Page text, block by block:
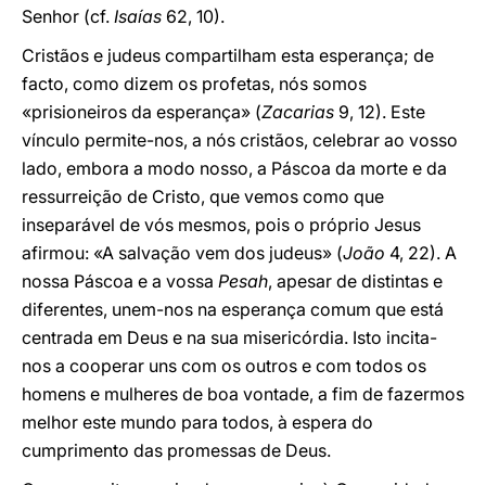
Senhor (cf. Isaías 62, 10).
Cristãos e judeus compartilham esta esperança; de
facto, como dizem os profetas, nós somos
«prisioneiros da esperança» (Zacarias 9, 12). Este
vínculo permite-nos, a nós cristãos, celebrar ao vosso
lado, embora a modo nosso, a Páscoa da morte e da
ressurreição de Cristo, que vemos como que
inseparável de vós mesmos, pois o próprio Jesus
afirmou: «A salvação vem dos judeus» (João 4, 22). A
nossa Páscoa e a vossa Pesah, apesar de distintas e
diferentes, unem-nos na esperança comum que está
centrada em Deus e na sua misericórdia. Isto incita-
nos a cooperar uns com os outros e com todos os
homens e mulheres de boa vontade, a fim de fazermos
melhor este mundo para todos, à espera do
cumprimento das promessas de Deus.